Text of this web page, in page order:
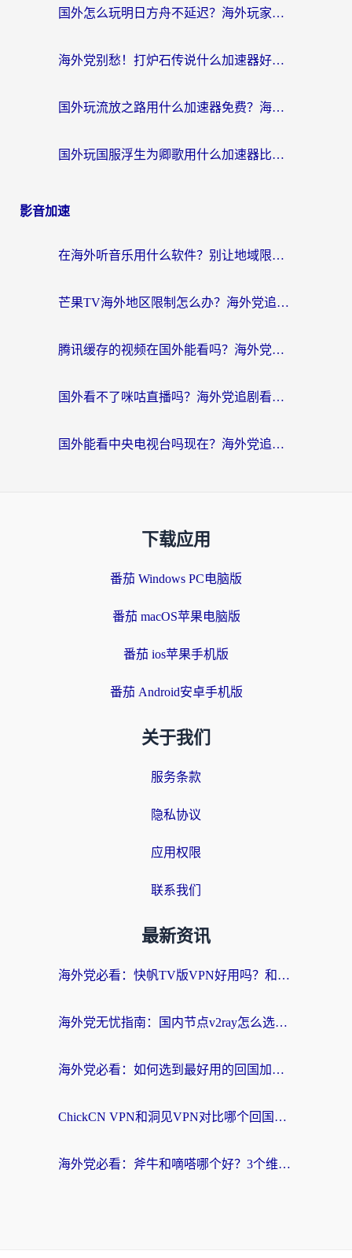
国外怎么玩明日方舟不延迟？海外玩家国服游戏加速终极指南（附DNF梦幻诛仙解决方案）
海外党别愁！打炉石传说什么加速器好用？3个实用技巧解决国服游戏卡顿
国外玩流放之路用什么加速器免费？海外党亲测有效的国服游戏加速指南
国外玩国服浮生为卿歌用什么加速器比较好？海外党亲测不踩坑指南
影音加速
在海外听音乐用什么软件？别让地域限制断了你的华语歌单
芒果TV海外地区限制怎么办？海外党追剧看片的实用加速器选择指南
腾讯缓存的视频在国外能看吗？海外党追剧看片的终极解决方案
国外看不了咪咕直播吗？海外党追剧看片的加速器选择指南
国外能看中央电视台吗现在？海外党追剧看央视的实用指南
下载应用
番茄 Windows PC电脑版
番茄 macOS苹果电脑版
番茄 ios苹果手机版
番茄 Android安卓手机版
关于我们
服务条款
隐私协议
应用权限
联系我们
最新资讯
海外党必看：快帆TV版VPN好用吗？和快游VPN对比哪个回国效果更好？附实用避坑指南
海外党无忧指南：国内节点v2ray怎么选？一键回国VPN+多场景实测帮你避坑
海外党必看：如何选到最好用的回国加速器？从节点到售后的全维度指南
ChickCN VPN和洞见VPN对比哪个回国效果更好？海外党亲测3款加速器+避坑指南
海外党必看：斧牛和嘀嗒哪个好？3个维度教你选对回国加速器